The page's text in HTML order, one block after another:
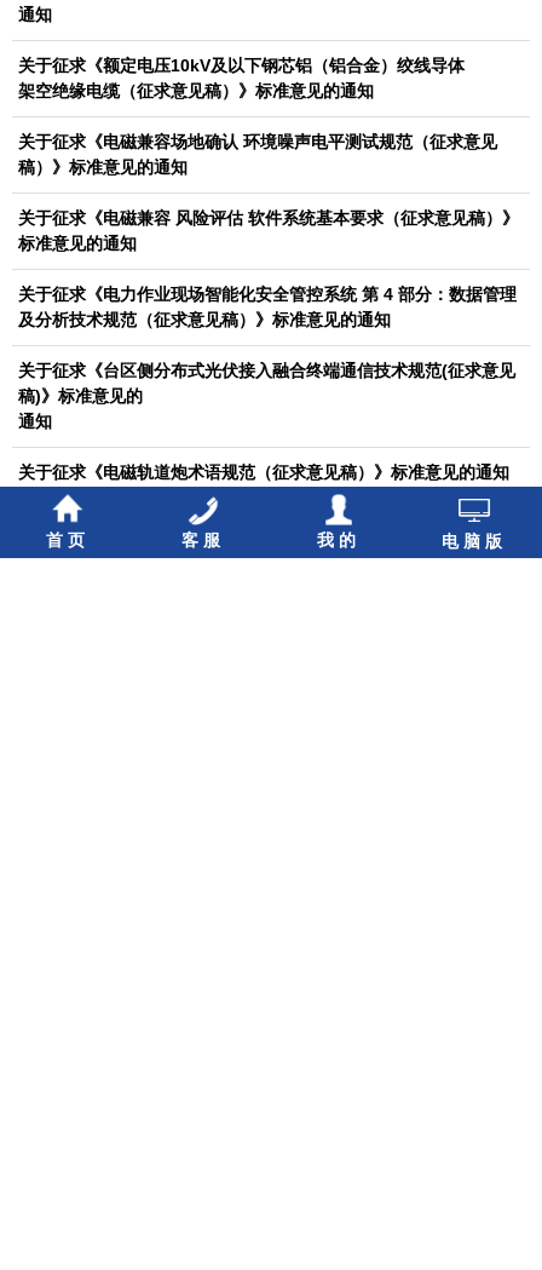
通知
关于征求《额定电压10kV及以下钢芯铝（铝合金）绞线导体
架空绝缘电缆（征求意见稿）》标准意见的通知
关于征求《电磁兼容场地确认 环境噪声电平测试规范（征求意见
稿）》标准意见的通知
关于征求《电磁兼容 风险评估 软件系统基本要求（征求意见稿）》
标准意见的通知
关于征求《电力作业现场智能化安全管控系统 第 4 部分：数据管理
及分析技术规范（征求意见稿）》标准意见的通知
关于征求《台区侧分布式光伏接入融合终端通信技术规范(征求意见
稿)》标准意见的
通知
关于征求《电磁轨道炮术语规范（征求意见稿）》标准意见的通知
关于征求《六氟化硫设备故障特征四组分光学检测仪技术条件(征求
意见稿)》
首页 客服 我的 电脑版